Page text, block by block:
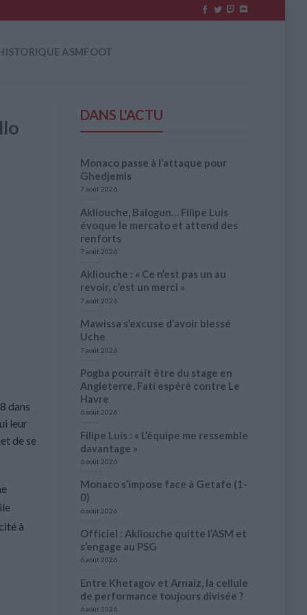
ASMFOOT
dans
leur
de se
à
DANS L'ACTU
Monaco passe à l’attaque pour
Ghedjemis
7 août 2026
Akliouche, Balogun… Filipe Luis
évoque le mercato et attend des
renforts
7 août 2026
Akliouche : « Ce n’est pas un au
revoir, c’est un merci »
7 août 2026
Mawissa s’excuse d’avoir blessé
Uche
7 août 2026
Pogba pourrait être du stage en
Angleterre, Fati espéré contre Le
Havre
6 août 2026
Filipe Luis : « L’équipe me ressemble
davantage »
6 août 2026
Monaco s’impose face à Getafe (1-
0)
6 août 2026
Officiel : Akliouche quitte l’ASM et
s’engage au PSG
6 août 2026
Entre Khetagov et Arnaiz, la cellule
de performance toujours divisée ?
6 août 2026